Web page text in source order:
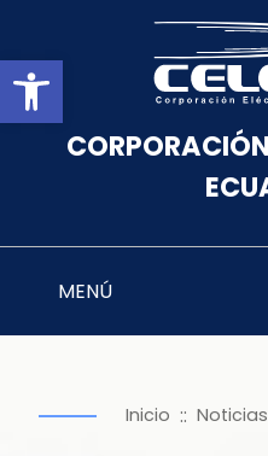
Abrir barra
MENÚ
Inicio :: Noticias